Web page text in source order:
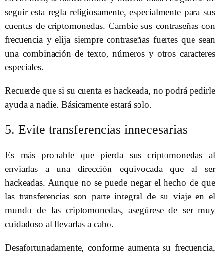
seguir esta regla religiosamente, especialmente para sus
cuentas de criptomonedas. Cambie sus contraseñas con
frecuencia y elija siempre contraseñas fuertes que sean
una combinación de texto, números y otros caracteres
especiales.
Recuerde que si su cuenta es hackeada, no podrá pedirle
ayuda a nadie. Básicamente estará solo.
5. Evite transferencias innecesarias
Es más probable que pierda sus criptomonedas al
enviarlas a una dirección equivocada que al ser
hackeadas. Aunque no se puede negar el hecho de que
las transferencias son parte integral de su viaje en el
mundo de las criptomonedas, asegúrese de ser muy
cuidadoso al llevarlas a cabo.
Desafortunadamente, conforme aumenta su frecuencia,